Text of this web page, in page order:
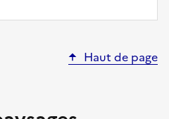
Haut de page